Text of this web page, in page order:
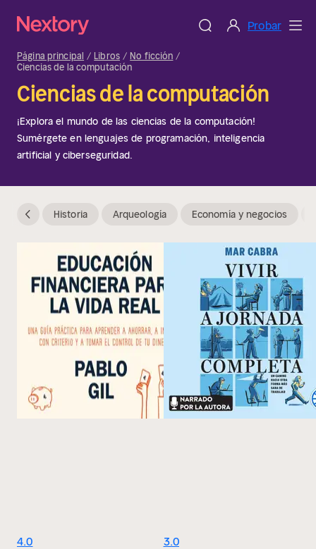
Probar
Página principal Libros
No ficción
Ciencias de la computación
Ciencias de la computación
¡Explora el mundo de las ciencias de la computación!
Sumérgete en lenguajes de programación, inteligencia
artificial y ciberseguridad.
Historia Arqueología Economía y negocios
4.0
3.0